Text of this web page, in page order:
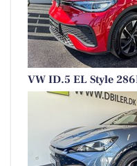
VW ID.5 EL Style